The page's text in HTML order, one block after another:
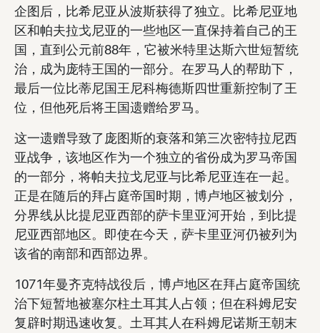
企图后，比希尼亚从波斯获得了独立。比希尼亚地
区和帕夫拉戈尼亚的一些地区一直保持着自己的王
国，直到公元前88年，它被米特里达斯六世短暂统
治，成为庞特王国的一部分。在罗马人的帮助下，
最后一位比蒂尼国王尼科梅德斯四世重新控制了王
位，但他死后将王国遗赠给罗马。
这一遗赠导致了庞图斯的衰落和第三次密特拉尼西
亚战争，该地区作为一个独立的省份成为罗马帝国
的一部分，将帕夫拉戈尼亚与比希尼亚连在一起。
正是在随后的拜占庭帝国时期，博卢地区被划分，
分界线从比提尼亚西部的萨卡里亚河开始，到比提
尼亚西部地区。即使在今天，萨卡里亚河仍被列为
该省的南部和西部边界。
1071年曼齐克特战役后，博卢地区在拜占庭帝国统
治下短暂地被塞尔柱土耳其人占领；但在科姆尼安
复辟时期迅速收复。土耳其人在科姆尼诺斯王朝末